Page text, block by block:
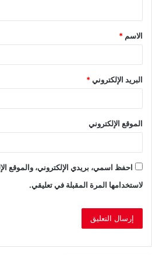
ق
*
الاسم *
البريد الإلكتروني*
الموقع الإلكتروني
احفظ اسمي، بريدي الإلكتروني، والموقع
لاستخدامها المرة المقبلة في تعليقي.